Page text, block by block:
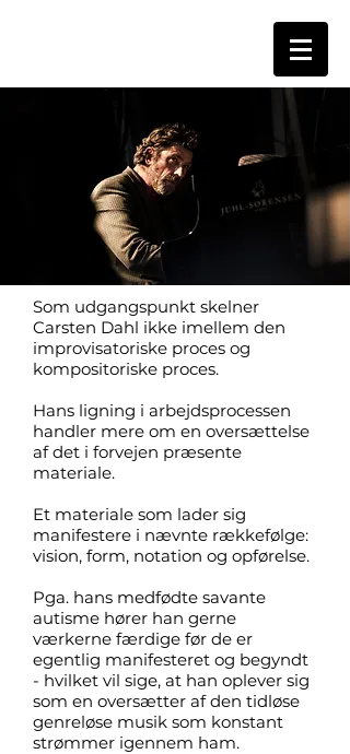
Som udgangspunkt skelner
Carsten Dahl ikke imellem den
improvisatoriske proces og
kompositoriske proces.
Hans ligning i arbejdsprocessen
handler mere om en oversættelse
af det i forvejen præsente
materiale.
Et materiale som lader sig
manifestere i nævnte rækkefølge:
vision, form, notation og opførelse.
Pga. hans medfødte savante
autisme hører han gerne
værkerne færdige før de er
egentlig manifesteret og begyndt
- hvilket vil sige, at han oplever sig
som en oversætter af den tidløse
genreløse musik som konstant
strømmer igennem ham.